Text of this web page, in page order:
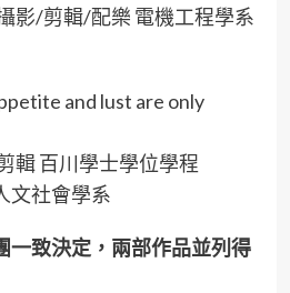
影/剪輯/配樂 電機工程學系
and lust are only
輯 百川學士學位學程
文社會學系
一致決定，兩部作品並列得